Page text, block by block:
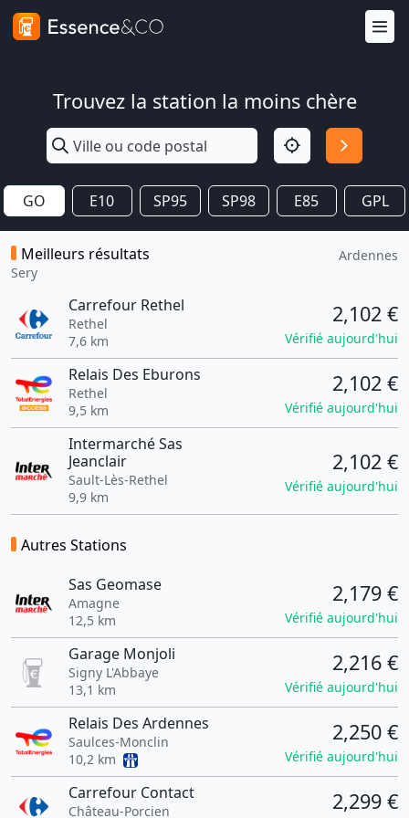
Trouvez la station la moins chère
GO E10 SP95 SP98 E85 GPL
Meilleurs résultats
Sery
Ardennes
Carrefour Rethel
Rethel
7,6 km
2,102 €
Vérifié aujourd'hui
Relais Des Eburons
Rethel
9,5 km
2,102 €
Vérifié aujourd'hui
Intermarché Sas
Jeanclair
Sault-Lès-Rethel
9,9 km
2,102 €
Vérifié aujourd'hui
Autres Stations
Sas Geomase
Amagne
12,5 km
2,179 €
Vérifié aujourd'hui
Garage Monjoli
Signy L'Abbaye
13,1 km
2,216 €
Vérifié aujourd'hui
Relais Des Ardennes
Saulces-Monclin
10,2 km
2,250 €
Vérifié aujourd'hui
Carrefour Contact
Château-Porcien 2,299 €